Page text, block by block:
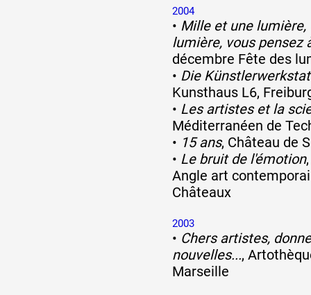
2004
• Mille et une lumière,
lumière, vous pensez
décembre Fête des
• Die
Kunsthaus L6,
• Les artistes et la
Méditerranéen de
• 15 ans, Château de
• Le bruit de l'émotion
Angle art
Châteaux
2003
• Chers artistes,
nouvelles...,
Marseille